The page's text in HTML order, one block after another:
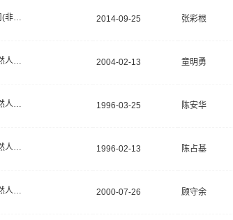
其他股份有限公司(非上市) 2014-09-25 张彩根
有限责任公司(自然人投资或控股) 2004-02-13 童明勇
有限责任公司(自然人投资或控股) 1996-03-25 陈安华
有限责任公司(自然人投资或控股) 1996-02-13 陈占基
有限责任公司(自然人投资或控股) 2000-07-26 顾守余